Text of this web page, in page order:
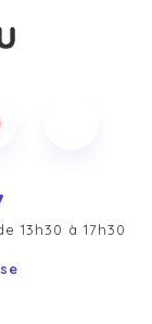
13h30 à 17h30